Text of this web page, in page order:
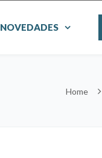
NOVEDADES
Home